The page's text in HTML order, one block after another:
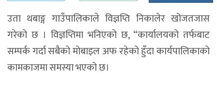
उता थबाङ्ग गाउँपालिकाले विज्ञप्ति निकालेर खोजतजास
गरेको छ । विज्ञप्तिमा भनिएको छ, “कार्यालयको तर्फबाट
सम्पर्क गर्दा सबैको मोबाइल अफ रहेको हुँदा कार्यपालिकाको
कामकाजमा समस्या भएको छ।